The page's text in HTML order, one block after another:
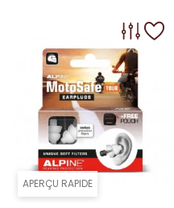
APERÇU RAPIDE